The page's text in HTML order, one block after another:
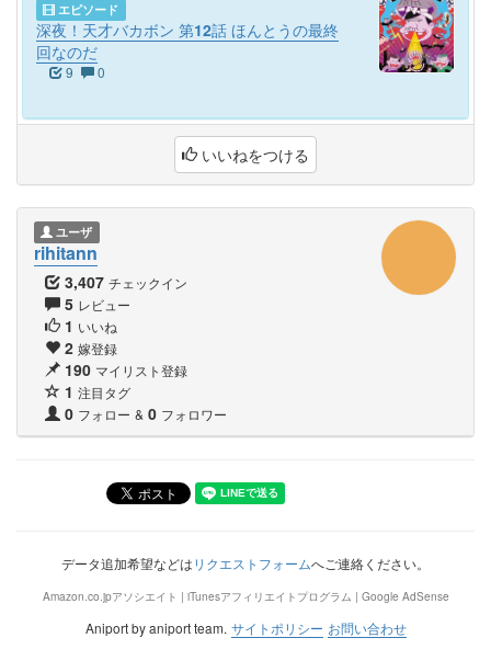
エピソード
深夜！天才バカボン 第12話 ほんとうの最終
回なのだ
9 0
いいねをつける
ユーザ
rihitann
3,407 チェックイン
5 レビュー
1 いいね
2 嫁登録
190 マイリスト登録
1 注目タグ
0 フォロー & 0 フォロワー
データ追加希望などはリクエストフォームへご連絡ください。
Amazon.co.jpアソシエイト | iTunesアフィリエイトプログラム | Google AdSense
Aniport by aniport team. サイトポリシー お問い合わせ